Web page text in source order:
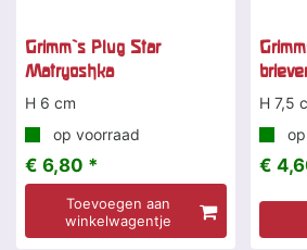
Grimm`s Plug Star
Matryoshka
H 6 cm
op voorraad
€ 6,80 *
Toevoegen aan
winkelwagentje
H 7,5
€